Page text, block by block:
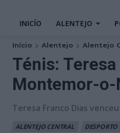
INICÍO ALENTEJO
Início Alentejo Alentejo
Ténis:
Montemor-o-
Teresa Franco Dias
ALENTEJO CENTRAL DESPORTO